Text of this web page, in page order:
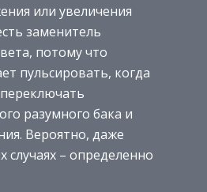
или увеличения
заменитель
потому что
пульсировать, когда
разумного бака и
Вероятно, даже
случаях – определенно